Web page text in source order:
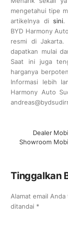
mengetahui tipe
artikelnya di sini.
BYD Harmony
resmi di Jakarta.
dapatkan mulai
Saat ini juga
harganya
Informasi lebih
Harmony Auto
Dealer
Showroom
Tinggalkan
Alamat email
ditandai *